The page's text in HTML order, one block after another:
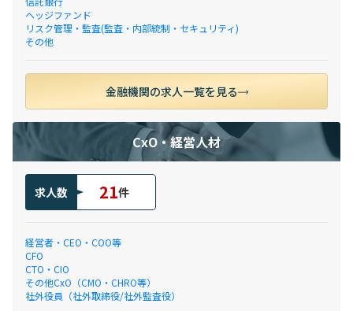
ヘッジファンド
リスク管理・監査(監査・内部統制・セキュリティ)
その他
金融機関の求人一覧を見る
CxO・経営人材
求人数 21件
経営者・CEO・COO等
CFO
CTO・CIO
その他CxO（CMO・CHRO等）
社外役員（社外取締役/社外監査役）